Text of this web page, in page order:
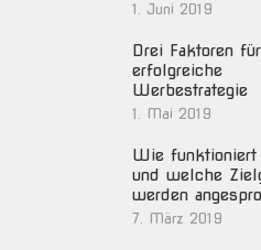
1. Juni 2019
Drei Faktoren
erfolgreiche
Werbestrategie
1. Mai 2019
Wie funktioniert
und welche
werden
7. März 2019